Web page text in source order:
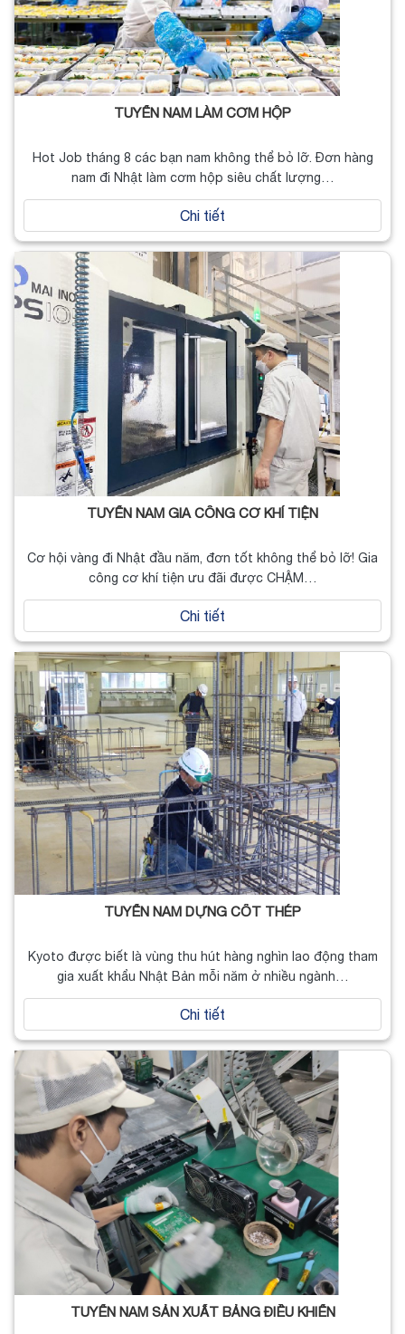
TUYỂN NAM LÀM CƠM HỘP
Hot Job tháng 8 các bạn nam không thể bỏ lỡ. Đơn hàng
nam đi Nhật làm cơm hộp siêu chất lượng…
Chi tiết
TUYỂN NAM GIA CÔNG CƠ KHÍ TIỆN
Cơ hội vàng đi Nhật đầu năm, đơn tốt không thể bỏ lỡ! Gia
công cơ khí tiện ưu đãi được CHẬM…
Chi tiết
TUYỂN NAM DỰNG CỐT THÉP
Kyoto được biết là vùng thu hút hàng nghìn lao động tham
gia xuất khẩu Nhật Bản mỗi năm ở nhiều ngành…
Chi tiết
TUYỂN NAM SẢN XUẤT BẢNG ĐIỀU KHIỂN